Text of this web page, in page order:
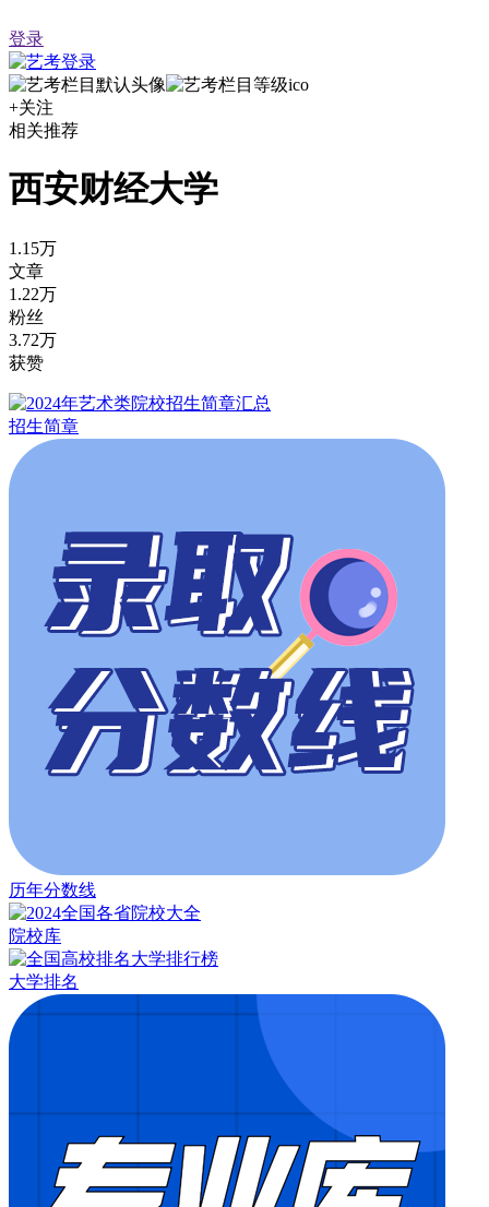
登录
+关注
相关推荐
西安财经大学
1.15万
文章
1.22万
粉丝
3.72万
获赞
招生简章
历年分数线
院校库
大学排名